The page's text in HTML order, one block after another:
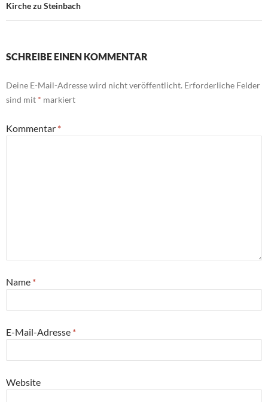
Kirche zu Steinbach
SCHREIBE EINEN KOMMENTAR
Deine E-Mail-Adresse wird nicht veröffentlicht. Erforderliche Felder
sind mit * markiert
Kommentar *
Name *
E-Mail-Adresse *
Website